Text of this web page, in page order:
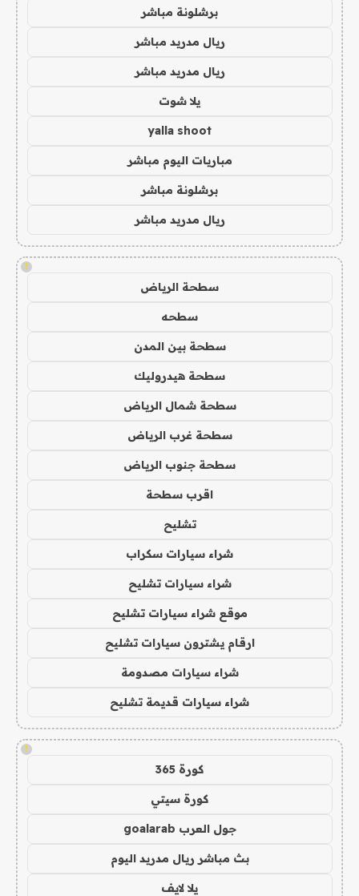
برشلونة مباشر
ريال مدريد مباشر
ريال مدريد مباشر
يلا شوت
yalla shoot
مباريات اليوم مباشر
برشلونة مباشر
ريال مدريد مباشر
!
سطحة الرياض
سطحه
سطحة بين المدن
سطحة هيدروليك
سطحة شمال الرياض
سطحة غرب الرياض
سطحة جنوب الرياض
اقرب سطحة
تشليح
شراء سيارات سكراب
شراء سيارات تشليح
موقع شراء سيارات تشليح
ارقام يشترون سيارات تشليح
شراء سيارات مصدومة
شراء سيارات قديمة تشليح
!
كورة 365
كورة سيتي
جول العرب goalarab
بث مباشر ريال مدريد اليوم
يلا لايف